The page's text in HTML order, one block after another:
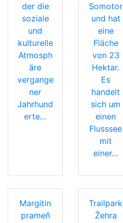
der die
soziale
und
kulturelle
Atmosph
äre
vergange
ner
Jahrhund
erte…
Somotor
und hat
eine
Fläche
von 23
Hektar.
Es
handelt
sich um
einen
Flusssee
mit
einer…
Margitin
prameň
Trailpark
Žehra